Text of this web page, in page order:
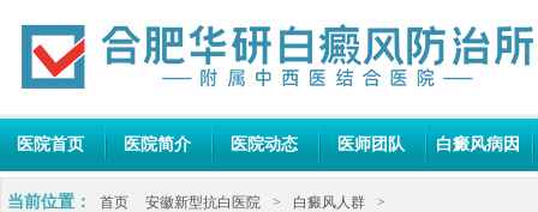
医院首页 医院简介 医院动态 医师团队 白癜风病因
当前位置： 首页 安徽新型抗白医院 > 白癜风人群 >